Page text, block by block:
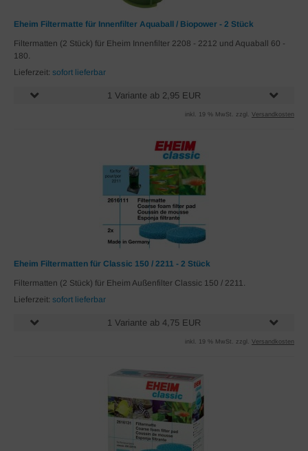
Eheim Filtermatte für Innenfilter Aquaball / Biopower - 2 Stück
Filtermatten (2 Stück) für Eheim Innenfilter 2208 - 2212 und Aquaball 60 -
180.
Lieferzeit: sofort lieferbar
1 Variante ab 2,95 EUR
inkl. 19 % MwSt. zzgl. Versandkosten
Eheim Filtermatten für Classic 150 / 2211 - 2 Stück
Filtermatten (2 Stück) für Eheim Außenfilter Classic 150 / 2211.
Lieferzeit: sofort lieferbar
1 Variante ab 4,75 EUR
inkl. 19 % MwSt. zzgl. Versandkosten